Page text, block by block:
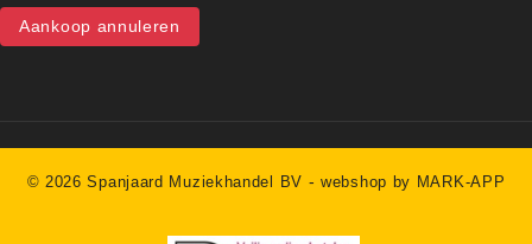
Aankoop annuleren
© 2026 Spanjaard Muziekhandel BV -webshop by MARK-APP